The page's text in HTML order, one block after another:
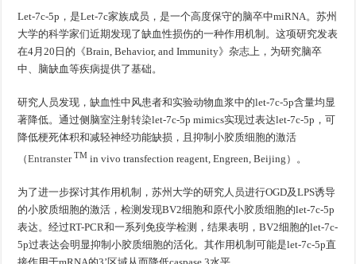
Let-7c-5p，是Let-7c家族成员，是一个高度保守的脑卒中miRNA。苏州
大学的科学家们近期发现了缺血性损伤的一种作用机制。这项研究发表
在4月20日的《Brain, Behavior, and Immunity》杂志上，为研究脑卒
中、脑缺血等疾病提供了基础。
研究人员发现，缺血性中风患者和实验动物血浆中的let-7c-5p含量均显
著降低。通过侧脑室注射转染let-7c-5p mimics实现过表达let-7c-5p，可
降低梗死体积和减轻神经功能缺损，且抑制小胶质细胞的激活
（Entranster TM in vivo transfection reagent, Engreen, Beijing）。
为了进一步探讨其作用机制，苏州大学的研究人员进行OGD及LPS诱导
的小胶质细胞的激活，检测发现BV2细胞和原代小胶质细胞的let-7c-5p
表达。经过RT-PCR和一系列免疫学检测，结果表明，BV2细胞的let-7c-
5p过表达会明显抑制小胶质细胞的活化。其作用机制可能是let-7c-5p直